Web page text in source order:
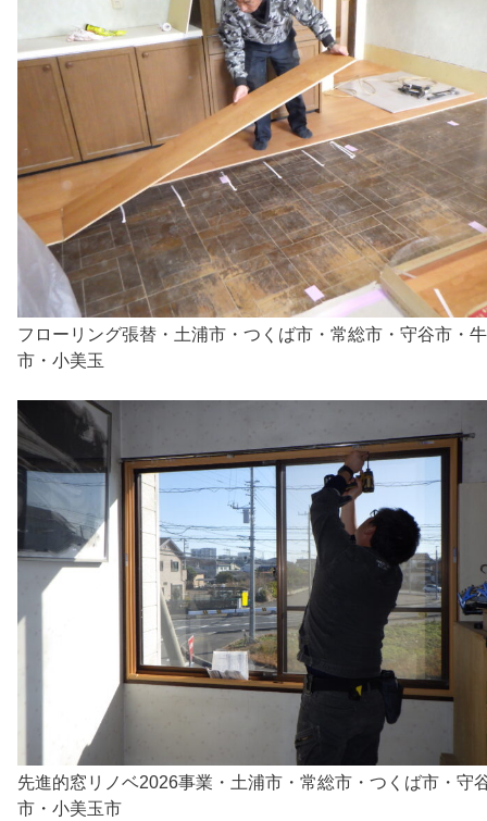
フローリング張替・土浦市・つくば市・常総市・守谷市・
市・小美玉
先進的窓リノベ2026事業・土浦市・常総市・つくば市・守
市・小美玉市